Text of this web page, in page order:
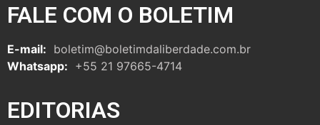
FALE COM O BOLETIM
E-mail: boletim@boletimdaliberdade.com.br
Whatsapp: +55 21 97665-4714
EDITORIAS